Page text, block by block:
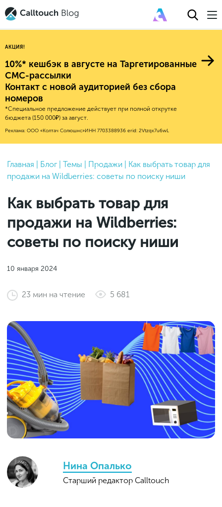
Авторитейл
Финансы
Е-коммерс
Недвижимость
HoReCa
Бьюти
Услуги
Фитнес
2025
2024
2022
2021
2020
2018
2017
2016
Новые продукты
Эксплейнеры
Обновления продуктов Calltouch
Обучение работы с инструментами
Calltouch
Индекс здоровья российского
Mental Health
Привлечение
Конверсия
Аналитика
Процессы и управление
Финансы и бухгалтерия
Законы и документы
Старт и идеи
Инструменты и сервисы
Словарь маркетолога
Callday
MeetUp
Вебинары и практикумы
АКЦИЯ!
10%* кешбэк в августе на Таргетированные
СМС-рассылки
Контакт с новой аудиторией без сбора
номеров
*Специальное предложение действует при полной открутке
бюджета (150 000₽) за август.
Реклама: ООО «Колтач Солюшнс»ИНН 7703388936 erid: 2Vtzqx7u6wL
Главная Блог Темы Продажи
Как выбрать товар для
продажи на Wildberries: советы по поиску ниши
Как выбрать товар для
продажи на Wildberries:
советы по поиску ниши
10 января 2024
23 мин на чтение 5 681
Нина Опалько
Старший редактор Calltouch